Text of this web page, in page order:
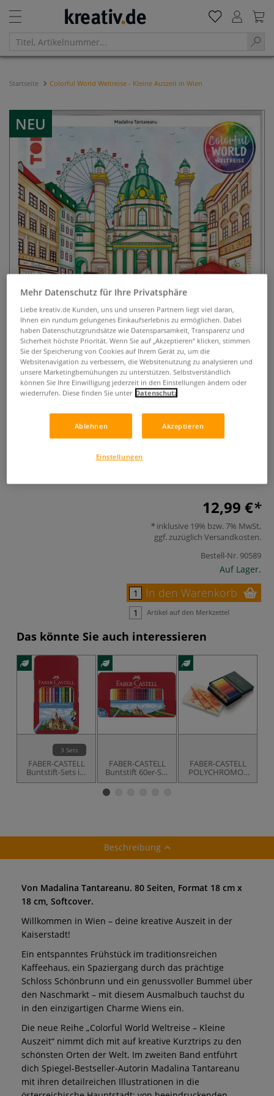
Startseite Colorful World Weltreise - Kleine Auszeit in Wien
NEU
Colorful World Weltreise - Kleine
Auszeit in Wien
0 Bewertungen
Weltmetropole ein und laden zum kreativen Entspannen
12,99 €
inklusive 19% bzw. 7% MwSt,
ggf. zuzüglich Versandkosten.
Bestell-Nr. 90589
Auf Lager.
In den Warenkorb
Artikel auf den Merkzettel
Das könnte Sie auch interessieren
3 Sets
FABER-CASTELL
Buntstift-Sets im
Metalletui
FABER-CASTELL
Buntstift 60er-Set
im Metalletui
FABER-CASTELL
POLYCHROMOS
Künstlerfarbstifte-
Beschreibung
Von Madalina Tantareanu. 80 Seiten, Format 18 cm x
18 cm, Softcover.
Willkommen in Wien – deine kreative Auszeit in der
Kaiserstadt!
Ein entspanntes Frühstück im traditionsreichen
Kaffeehaus, ein Spaziergang durch das prächtige
Schloss Schönbrunn und ein genussvoller Bummel über
den Naschmarkt – mit diesem Ausmalbuch tauchst du
in den einzigartigen Charme Wiens ein.
Die neue Reihe „Colorful World Weltreise – Kleine
Auszeit“ nimmt dich mit auf kreative Kurztrips zu den
schönsten Orten der Welt. Im zweiten Band entführt
dich Spiegel-Bestseller-Autorin Madalina Tantareanu
mit ihren detailreichen Illustrationen in die
Mehr Datenschutz für Ihre Privatsphäre
Liebe kreativ.de Kunden, uns und unseren Partnern liegt viel daran,
Ihnen ein rundum gelungenes Einkaufserlebnis zu ermöglichen. Dabei
haben Datenschutzgrundsätze wie Datensparsamkeit, Transparenz und
Sicherheit höchste Priorität. Wenn Sie auf „Akzeptieren“ klicken, stimmen
Sie der Speicherung von Cookies auf Ihrem Gerät zu, um die
Websitenavigation zu verbessern, die Websitenutzung zu analysieren und
unsere Marketingbemühungen zu unterstützen. Selbstverständlich
können Sie Ihre Einwilligung jederzeit in den Einstellungen ändern oder
wiederrufen. Diese finden Sie unter Datenschutz
Ablehnen Akzeptieren
Einstellungen